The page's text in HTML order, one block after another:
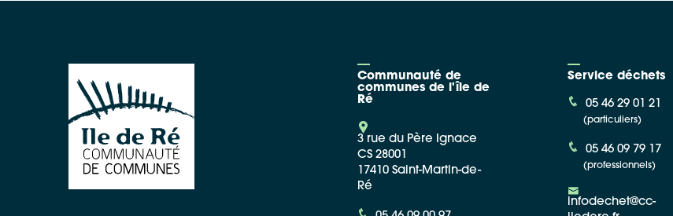
Communauté de
communes de l'île de
Ré
3 rue du Père Ignace
CS 28001
17410 Saint-Martin-de-
Ré
Service déchets
05 46 29 01 21
(particuliers)
05 46 09 79 17
(professionnels)
infodechet@cc-